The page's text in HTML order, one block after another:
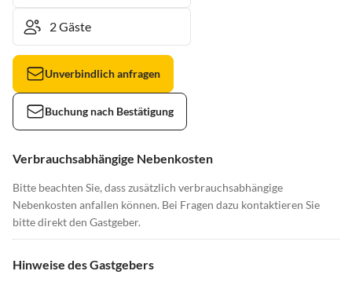
Unverbindlich anfragen
Buchung nach Bestätigung
Verbrauchsabhängige Nebenkosten
Bitte beachten Sie, dass zusätzlich verbrauchsabhängige
Nebenkosten anfallen können. Bei Fragen dazu kontaktieren Sie
bitte direkt den Gastgeber.
Hinweise des Gastgebers